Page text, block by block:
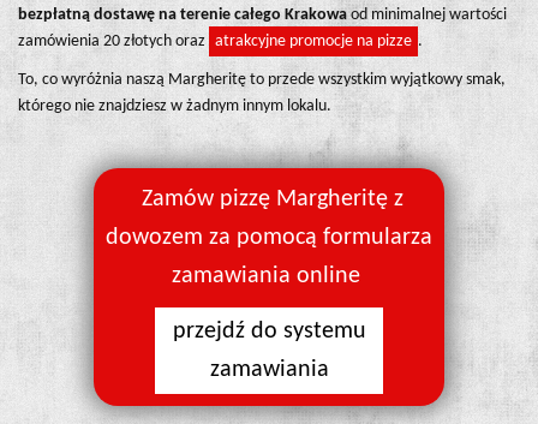
bezpłatną dostawę na terenie całego Krakowa od minimalnej wartości
zamówienia 20 złotych oraz atrakcyjne promocje na pizze .
To, co wyróżnia naszą Margheritę to przede wszystkim wyjątkowy smak,
którego nie znajdziesz w żadnym innym lokalu.
Zamów pizzę Margheritę z
dowozem za pomocą formularza
zamawiania online
przejdź do systemu
zamawiania